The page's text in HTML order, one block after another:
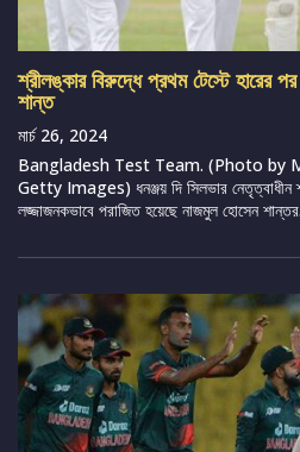
শ্রীলঙ্কার বিরুদ্ধে প্রথম টেস্টে হারের
শান্ত
মার্চ 26, 2024
Bangladesh Test Team. (Photo by
Getty Images) ধনঞ্জয় দি সিলভার নেতৃত্বাধীন
লজ্জাজনকভাবে পরাজিত হয়েছে নাজমুল হোসেন